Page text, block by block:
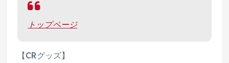
トップページ
【CRグッズ】